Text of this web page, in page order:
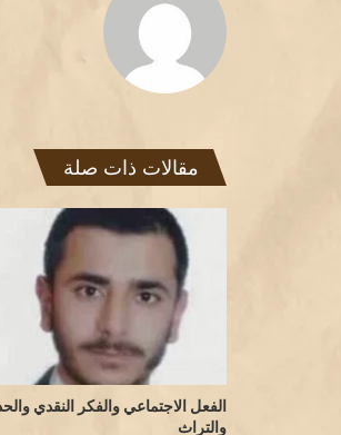
مقالات ذات صلة
الفعل الاجتماعي والفكر النقدي
والتراث